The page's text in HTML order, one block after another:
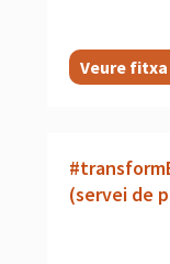
Veure fitxa
(servei de